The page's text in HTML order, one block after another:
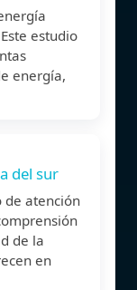
estudio
energía,
del sur
de atención
de la
en